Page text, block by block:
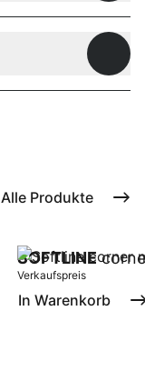
Alle Produkte
SOFTLINE
Verkaufspreis
In Warenkorb